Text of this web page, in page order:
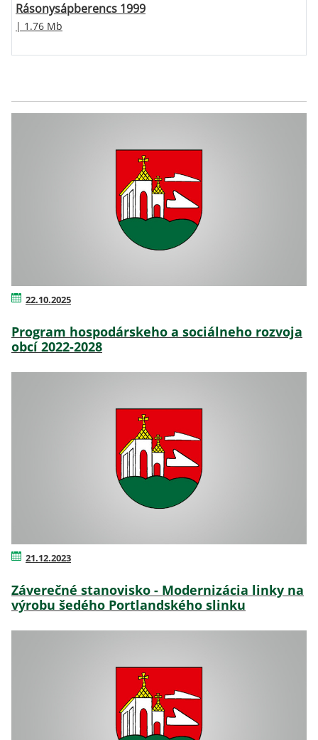
Rásonysápberencs 1999
| 1.76 Mb
22.10.2025
Program hospodárskeho a sociálneho rozvoja
obcí 2022-2028
21.12.2023
Záverečné stanovisko - Modernizácia linky na
výrobu šedého Portlandského slinku